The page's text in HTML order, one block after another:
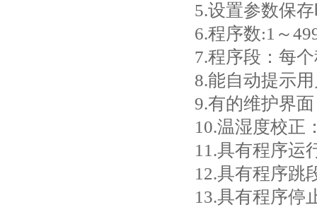
5.设置参数保
6.程序数:1～
7.程序段：每
8.能自动提示
9.有的维护界
10.温湿度校正
11.具有程序运
12.具有程序跳
13.具有程序停